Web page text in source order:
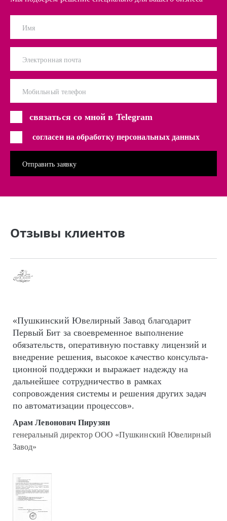
Имя
Электронная почта
Мобильный телефон
связаться со мной в Telegram
согласен на обработку персональных данных
Отзывы клиентов
«Пушкинский Ювелирный Завод благодарит
Первый Бит за своевременное выполнение
обязательств, оперативную поставку лицензий и
внедрение решения, высокое качество кон­суль­та­
цион­ной поддержки и выражает надежду на
дальнейшее сотрудничество в рамках
сопровождения системы и решения других задач
по автоматизации процессов».
Арам Левонович Пирузян
генеральный директор ООО «Пушкинский Ювелирный
Завод»